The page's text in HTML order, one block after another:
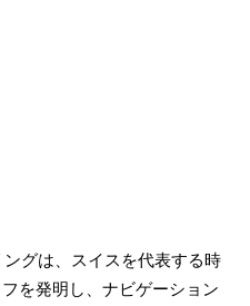
グは、スイスを代表する時
を発明し、ナビゲーション